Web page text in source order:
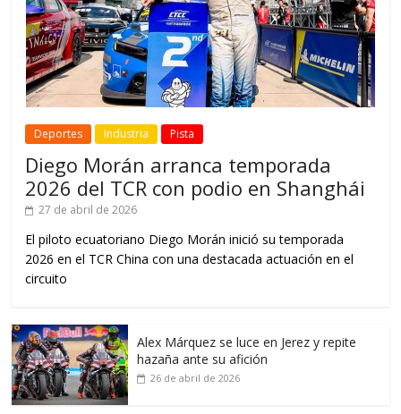
Deportes Industria Pista
Diego Morán arranca temporada
2026 del TCR con podio en Shanghái
27 de abril de 2026
El piloto ecuatoriano Diego Morán inició su temporada
2026 en el TCR China con una destacada actuación en el
circuito
Alex Márquez se luce en Jerez y repite
hazaña ante su afición
26 de abril de 2026